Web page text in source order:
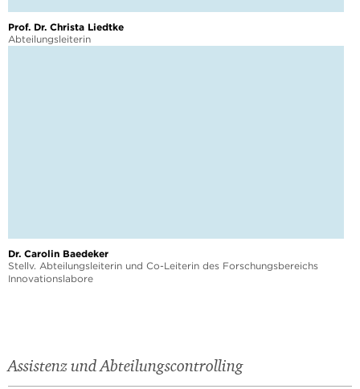
Prof. Dr. Christa Liedtke
Abteilungsleiterin
Dr. Carolin Baedeker
Stellv. Abteilungsleiterin und Co-Leiterin des Forschungsbereichs
Innovationslabore
Assistenz und Abteilungscontrolling